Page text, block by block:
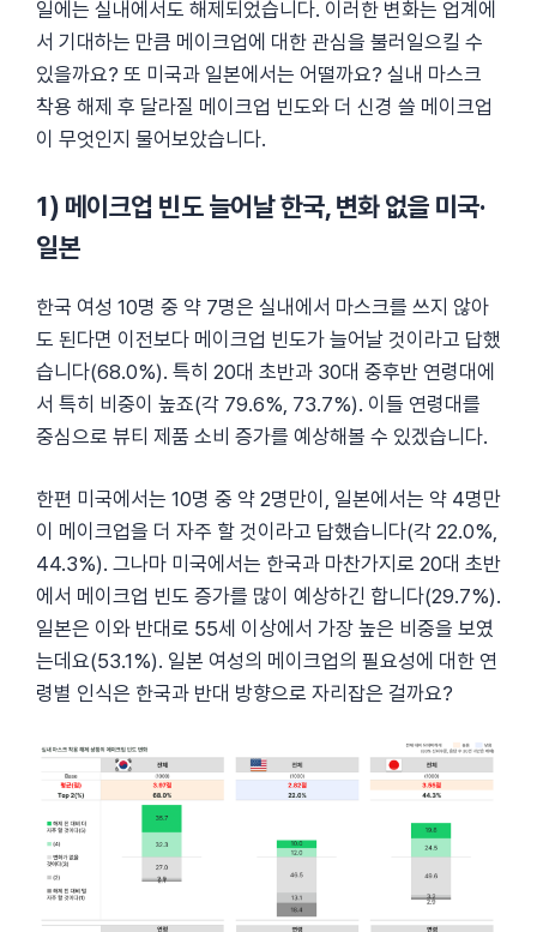
일에는 실내에서도 해제되었습니다. 이러한 변화는 업계에
서 기대하는 만큼 메이크업에 대한 관심을 불러일으킬 수
있을까요? 또 미국과 일본에서는 어떨까요? 실내 마스크
착용 해제 후 달라질 메이크업 빈도와 더 신경 쓸 메이크업
이 무엇인지 물어보았습니다.
1) 메이크업 빈도 늘어날 한국, 변화 없을 미국·
일본
한국 여성 10명 중 약 7명은 실내에서 마스크를 쓰지 않아
도 된다면 이전보다 메이크업 빈도가 늘어날 것이라고 답했
습니다(68.0%). 특히 20대 초반과 30대 중후반 연령대에
서 특히 비중이 높죠(각 79.6%, 73.7%). 이들 연령대를
중심으로 뷰티 제품 소비 증가를 예상해볼 수 있겠습니다.
한편 미국에서는 10명 중 약 2명만이, 일본에서는 약 4명만
이 메이크업을 더 자주 할 것이라고 답했습니다(각 22.0%,
44.3%). 그나마 미국에서는 한국과 마찬가지로 20대 초반
에서 메이크업 빈도 증가를 많이 예상하긴 합니다(29.7%).
일본은 이와 반대로 55세 이상에서 가장 높은 비중을 보였
는데요(53.1%). 일본 여성의 메이크업의 필요성에 대한 연
령별 인식은 한국과 반대 방향으로 자리잡은 걸까요?